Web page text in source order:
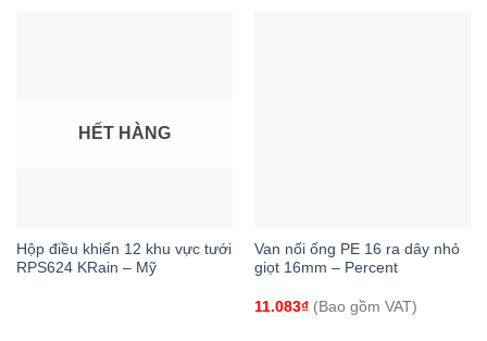
HẾT HÀNG
Hộp điều khiển 12 khu vực tưới
RPS624 KRain – Mỹ
Van nối ống PE 16 ra dây nhỏ
giọt 16mm – Percent
11.083₫(Bao gồm VAT)